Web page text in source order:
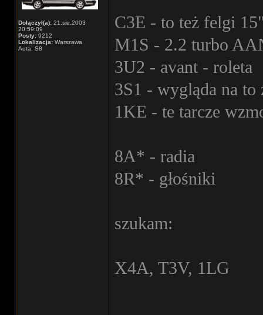
Dołączył(a): 21.sie.2003
20:59:09
Posty: 9212
Lokalizacja: Warszawa
Auta: S8
C3E - to też felgi
M1S - 2.2 turbo
3U2 - avant - roleta
3S1 - wygląda na
1KE - te tarcze
8A* - radia
8R* - głośniki
szukam:
X4A, T3V, 1LG